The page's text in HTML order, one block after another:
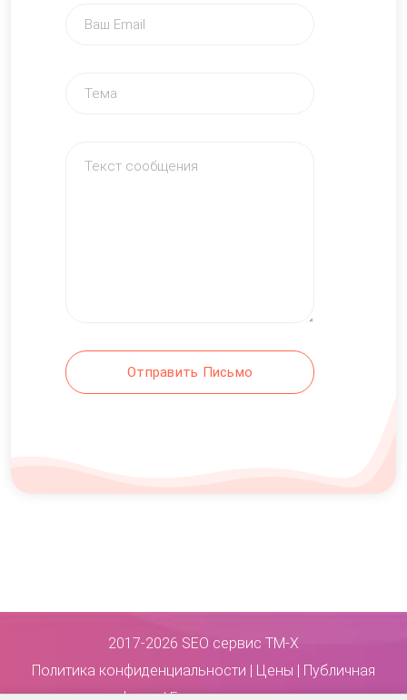
Отправить Письмо
2017-2026 SEO сервис ТМ-Х
Политика конфиденциальности
Цены
Публичная